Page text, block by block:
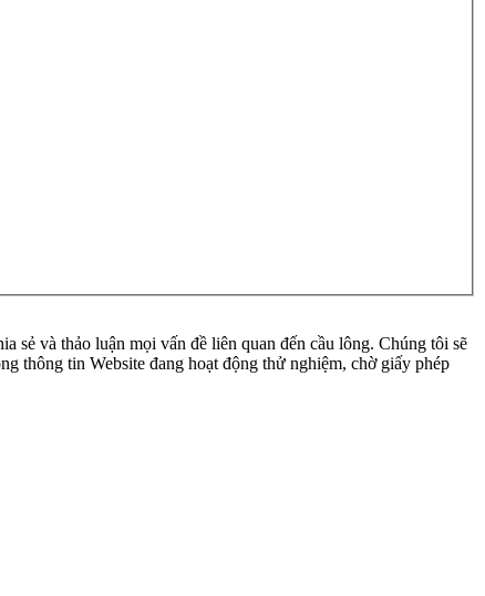
và thảo luận mọi vấn đề liên quan đến cầu lông. Chúng tôi sẽ
thông tin Website đang hoạt động thử nghiệm, chờ giấy phép